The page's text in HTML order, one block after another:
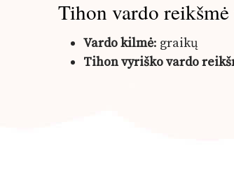
Tihon vardo
Vardo kilmė: graikų
Tihon vyriško vardo